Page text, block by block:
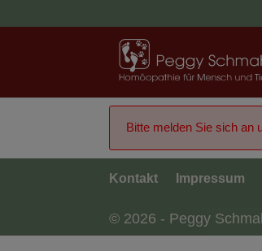
Bitte melden Sie sich an
Kontakt Impressum
© 2026 - Peggy